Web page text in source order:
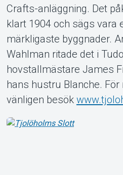
Om
Crafts-anläggning. Det
klart 1904 och sägs vara
märkligaste byggnader.
Wahlman ritade det i
hovstallmästare James
hans hustru Blanche.
vänligen besök